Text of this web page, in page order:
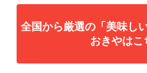
全国から厳選の「美味し
おきやは